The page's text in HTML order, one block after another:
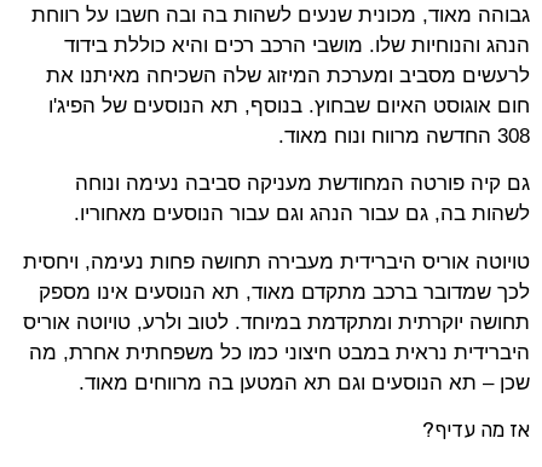
גבוהה מאוד, מכונית שנעים לשהות בה ובה חשבו על רווחת
הנהג והנוחיות שלו. מושבי הרכב רכים והיא כוללת בידוד
לרעשים מסביב ומערכת המיזוג שלה השכיחה מאיתנו את
חום אוגוסט האיום שבחוץ. בנוסף, תא הנוסעים של הפיג'ו
308 החדשה מרווח ונוח מאוד.
גם קיה פורטה המחודשת מעניקה סביבה נעימה ונוחה
לשהות בה, גם עבור הנהג וגם עבור הנוסעים מאחוריו.
טויוטה אוריס היברידית מעבירה תחושה פחות נעימה, ויחסית
לכך שמדובר ברכב מתקדם מאוד, תא הנוסעים אינו מספק
תחושה יוקרתית ומתקדמת במיוחד. לטוב ולרע, טויוטה אוריס
היברידית נראית במבט חיצוני כמו כל משפחתית אחרת, מה
שכן – תא הנוסעים וגם תא המטען בה מרווחים מאוד.
אז מה עדיף?